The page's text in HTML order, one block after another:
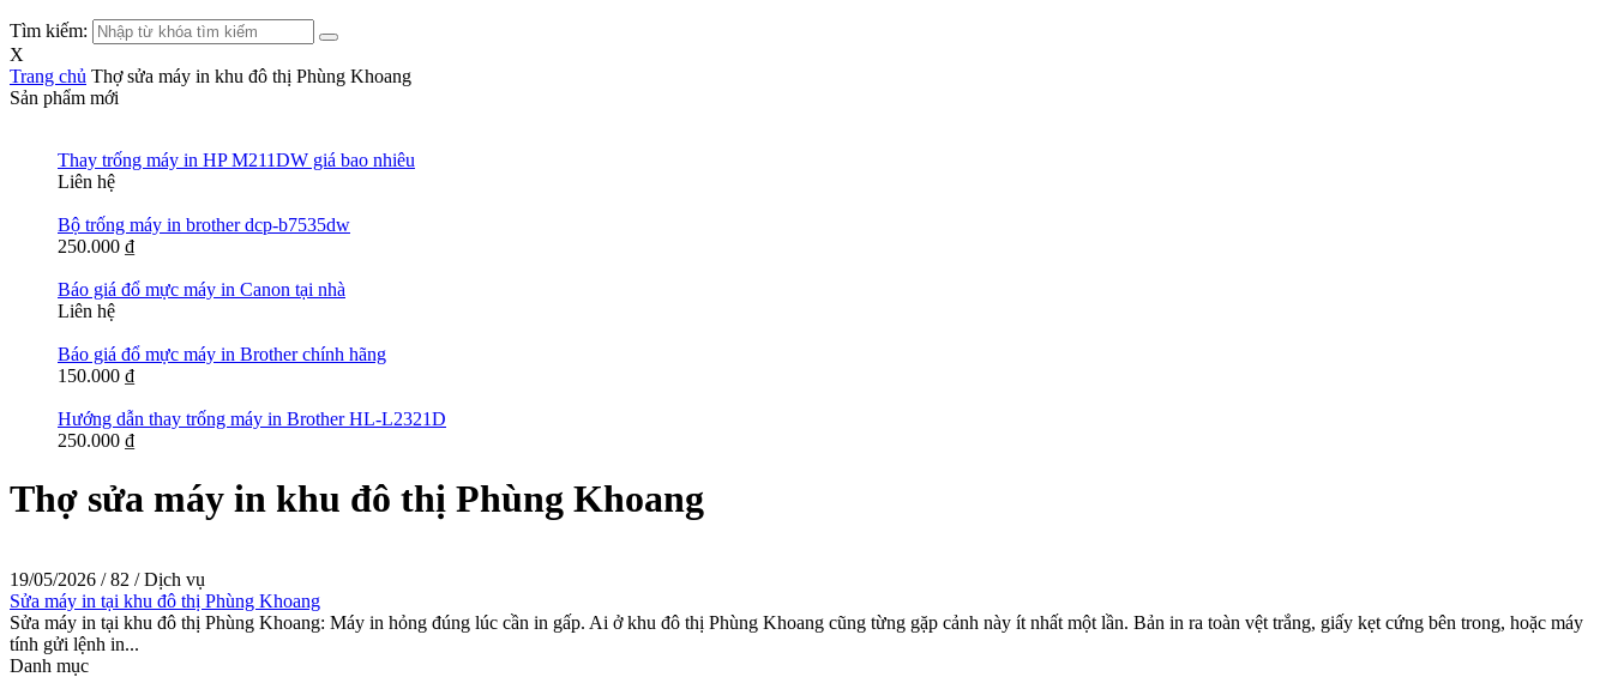
Tìm kiếm:
X
Trang chủ Thợ sửa máy in khu đô thị Phùng Khoang
Sản phẩm mới
Thay trống máy in HP M211DW giá bao nhiêu
Liên hệ
Bộ trống máy in brother dcp-b7535dw
250.000 ₫
Báo giá đổ mực máy in Canon tại nhà
Liên hệ
Báo giá đổ mực máy in Brother chính hãng
150.000 ₫
Hướng dẫn thay trống máy in Brother HL-L2321D
250.000 ₫
Thợ sửa máy in khu đô thị Phùng Khoang
19/05/2026 /82 /Dịch vụ
Sửa máy in tại khu đô thị Phùng Khoang
Sửa máy in tại khu đô thị Phùng Khoang: Máy in hỏng đúng lúc cần in gấp. Ai ở khu đô thị Phùng Khoang cũng từng gặp cảnh này ít nhất một lần. Bản in ra toàn vệt trắng, giấy kẹt cứng bên trong, hoặc máy
tính gửi lệnh in...
Danh mục